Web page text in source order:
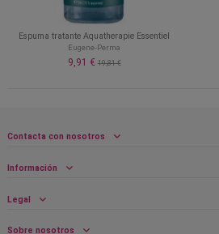
Espuma tratante Aquatherapie Essentiel
Eugene-Perma
9,91 €19,81 €
Contacta con nosotros
Información
Legal
Sobre nosotros